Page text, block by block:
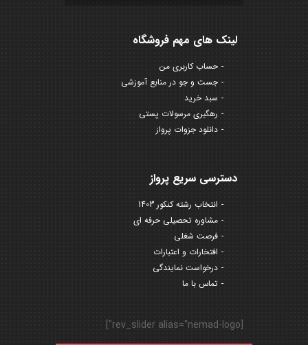
لینک های مهم فروشگاه
حساب کاربری من
جست و جو در منابع آموزشی
سبد خرید
رهگیری مرسولات پستی
دانلود جزوات پرواز
دسترسی سریع پرواز
انتخاب رشته کنکور 1403
مشاوره تحصیلی حرفه ای
فرصت شغلی
افتخارات و اعتبارات
درخواست نمایندگی
تماس با ما
[rev_slider alias="nemad-logo"]